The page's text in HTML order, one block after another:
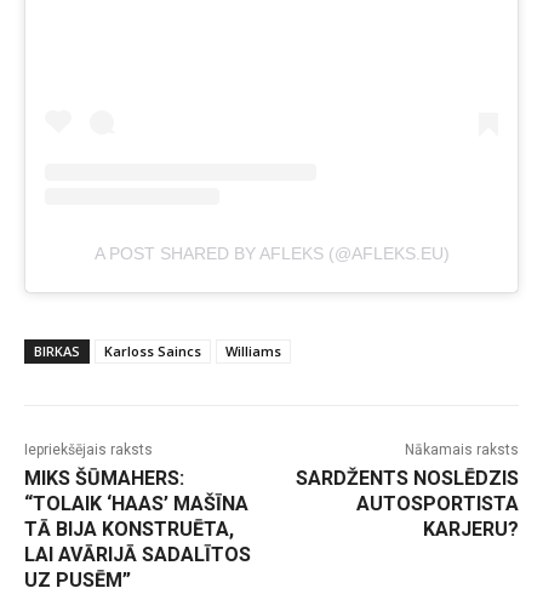
A POST SHARED BY AFLEKS (@AFLEKS.EU)
BIRKAS Karloss Saincs Williams
Iepriekšējais raksts
MIKS ŠŪMAHERS:
“TOLAIK ‘HAAS’ MAŠĪNA
TĀ BIJA KONSTRUĒTA,
LAI AVĀRIJĀ SADALĪTOS
UZ PUSĒM”
Nākamais raksts
SARDŽENTS NOSLĒDZIS
AUTOSPORTISTA
KARJERU?